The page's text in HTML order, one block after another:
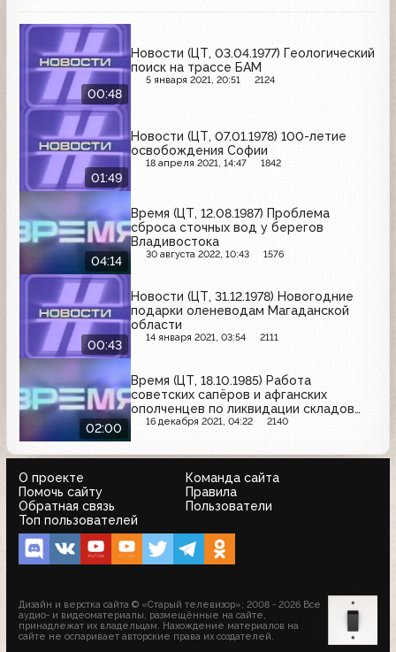
00:48
Новости (ЦТ, 03.04.1977) Геологический
поиск на трассе БАМ
5 января 2021, 20:51 2124
01:49
Новости (ЦТ, 07.01.1978) 100-летие
освобождения Софии
18 апреля 2021, 14:47 1842
04:14
Время (ЦТ, 12.08.1987) Проблема
сброса сточных вод у берегов
Владивостока
30 августа 2022, 10:43 1576
00:43
Новости (ЦТ, 31.12.1978) Новогодние
подарки оленеводам Магаданской
области
14 января 2021, 03:54 2111
02:00
Время (ЦТ, 18.10.1985) Работа
советских сапёров и афганских
ополченцев по ликвидации складов
боеприпасов
16 декабря 2021, 04:22 2140
О проекте
Команда сайта
Помочь сайту
Правила
Обратная связь
Пользователи
Топ пользователей
Дизайн и верстка сайта © «Старый телевизор»; 2008 - 2026 Все
аудио- и видеоматериалы, размещённые на сайте,
принадлежат их владельцам. Нахождение материалов на
сайте не оспаривает авторские права их создателей.